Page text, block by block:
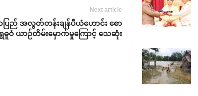
Next article
ာပြည် အလွတ်တန်းချန်ပီယံဟောင်း စော
ဓူဝံ ယာဉ်တိမ်းမှောက်မှုကြောင့် ​သေဆုံး